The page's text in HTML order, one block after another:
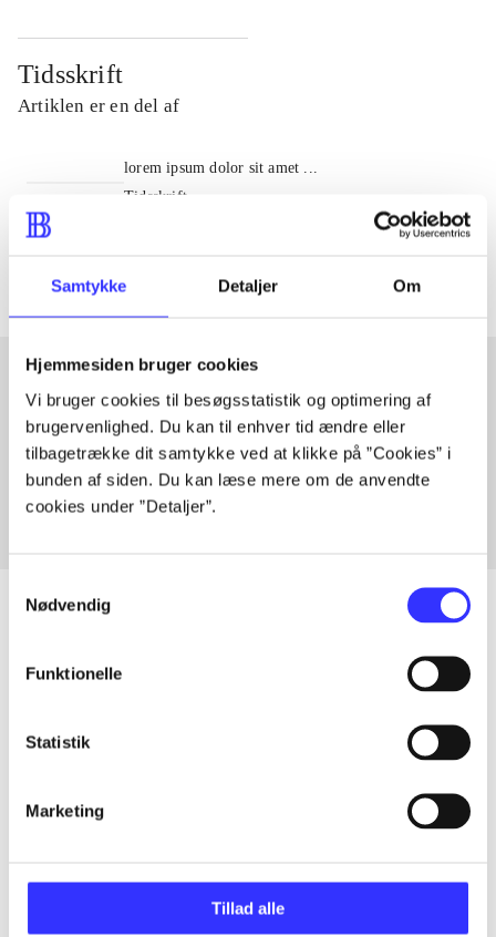
Samtykke Detaljer Om
Hjemmesiden bruger cookies
Vi bruger cookies til besøgsstatistik og optimering af
brugervenlighed. Du kan til enhver tid ændre eller
tilbagetrække dit samtykke ved at klikke på ”Cookies” i
bunden af siden. Du kan læse mere om de anvendte
cookies under ”Detaljer”.
Nødvendig
Funktionelle
Statistik
Marketing
Tillad alle
Tidsskrift
Artiklen er en del af
lorem ipsum dolor sit amet ...
Tidsskrift
Artiklerne i
Artikler med samme emner
Fra
Artikler